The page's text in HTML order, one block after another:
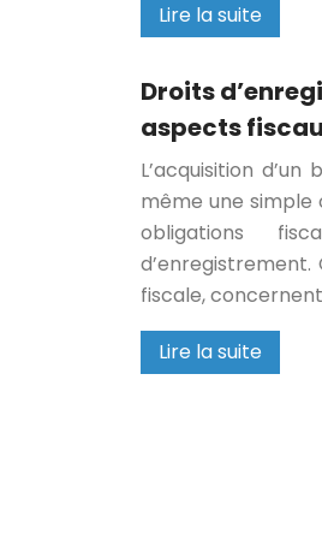
Lire la suite
Droits
aspects
L’acquisition
même une simple
obligations
fiscale,
Lire la suite